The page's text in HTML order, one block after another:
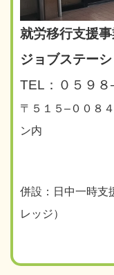
就労移行支援
ジョブステー
TEL：０５９８
〒５１５–００８
ン内
併設：日中一時支
レッジ）